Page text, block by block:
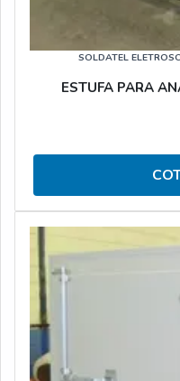
SOLDATEL
ESTUFA PARA